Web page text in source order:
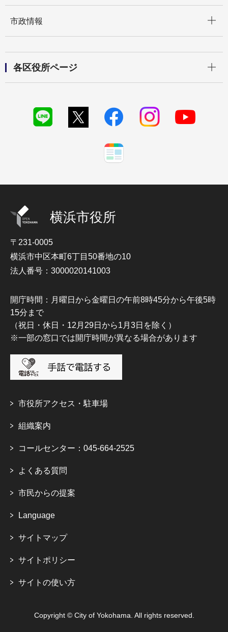
市政情報
各区役所ページ
横浜市役所
〒231-0005
横浜市中区本町6丁目50番地の10
法人番号：3000020141003
開庁時間：月曜日から金曜日の午前8時45分から午後5時
15分まで
（祝日・休日・12月29日から1月3日を除く）
※一部の窓口では開庁時間が異なる場合があります
市役所アクセス・駐車場
組織案内
コールセンター：045-664-2525
よくある質問
市民からの提案
Language
サイトマップ
サイトポリシー
サイトの使い方
Copyright © City of Yokohama. All rights reserved.